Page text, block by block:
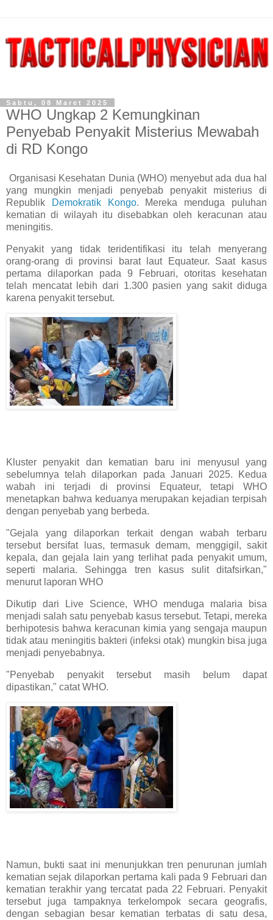
Sabtu, 08 Maret 2025
WHO Ungkap 2 Kemungkinan
Penyebab Penyakit Misterius Mewabah
di RD Kongo
Organisasi Kesehatan Dunia (WHO) menyebut ada dua hal
yang mungkin menjadi penyebab penyakit misterius di
Republik
Demokratik Kongo. Mereka menduga puluhan
kematian di wilayah itu disebabkan oleh keracunan atau
meningitis.
Penyakit yang tidak teridentifikasi itu telah menyerang
orang-orang di provinsi barat laut Equateur. Saat kasus
pertama dilaporkan pada 9 Februari, otoritas kesehatan
telah mencatat lebih dari 1.300 pasien yang sakit diduga
karena penyakit tersebut.
Kluster penyakit dan kematian baru ini menyusul yang
sebelumnya telah dilaporkan pada Januari 2025. Kedua
wabah ini terjadi di provinsi Equateur, tetapi WHO
menetapkan bahwa keduanya merupakan kejadian terpisah
dengan penyebab yang berbeda.
"Gejala yang dilaporkan terkait dengan wabah terbaru
tersebut bersifat luas, termasuk demam, menggigil, sakit
kepala, dan gejala lain yang terlihat pada penyakit umum,
seperti malaria. Sehingga tren kasus sulit ditafsirkan,"
menurut laporan WHO
Dikutip dari Live Science, WHO menduga malaria bisa
menjadi salah satu penyebab kasus tersebut. Tetapi, mereka
berhipotesis bahwa keracunan kimia yang sengaja maupun
tidak atau meningitis bakteri (infeksi otak) mungkin bisa juga
menjadi penyebabnya.
"Penyebab penyakit tersebut masih belum dapat
dipastikan," catat WHO.
Namun, bukti saat ini menunjukkan tren penurunan jumlah
kematian sejak dilaporkan pertama kali pada 9 Februari dan
kematian terakhir yang tercatat pada 22 Februari. Penyakit
tersebut juga tampaknya terkelompok secara geografis,
dengan sebagian besar kematian terbatas di satu desa,